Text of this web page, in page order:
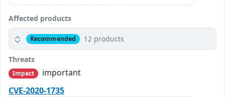
Affected products
Recommended 12 products
Threats
Impact
important
CVE-2020-1735